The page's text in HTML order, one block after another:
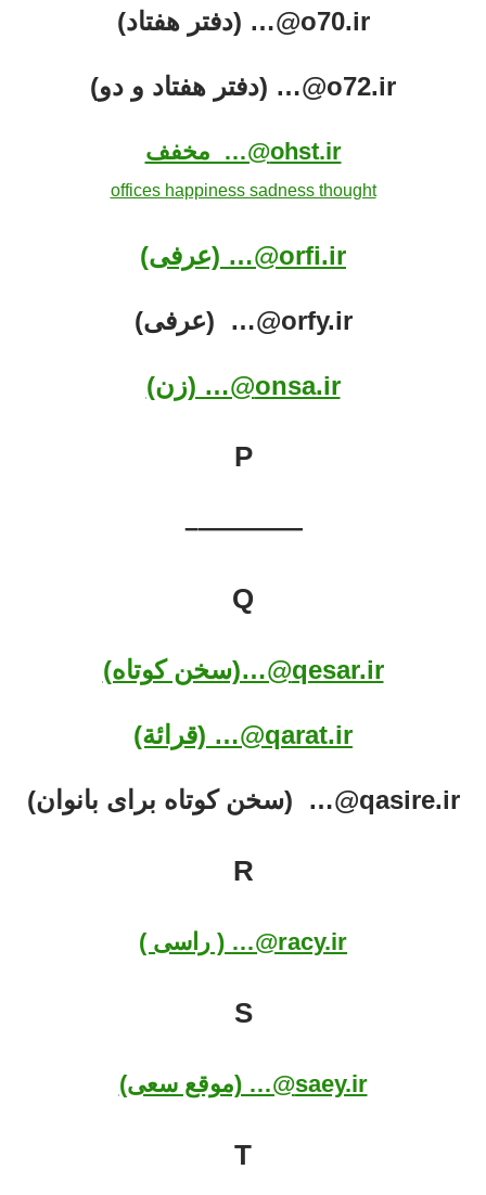
o70.ir@… (دفتر هفتاد)
o72.ir@… (دفتر هفتاد و دو)
ohst.ir@… مخفف
offices happiness sadness thought
orfi.ir@… (عرفی)
orfy.ir@… (عرفی)
onsa.ir@… (زن)
P
————–
Q
qesar.ir@…(سخن کوتاه)
qarat.ir@… (قرائة)
qasire.ir@… (سخن کوتاه برای بانوان)
R
racy.ir@… ( راسی )
S
saey.ir@… (موقع سعی)
T